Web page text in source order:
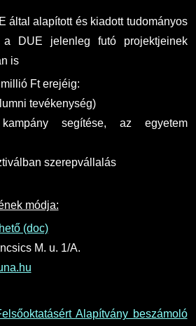
által alapított és kiadott tudományos
a DUE jelenleg futó projektjeinek
is
Ft erejéig:
tevékenység)
segítése, az egyetem
szerepvállalás
módja:
(doc)
M. u. 1/A.
Alapítvány beszámoló